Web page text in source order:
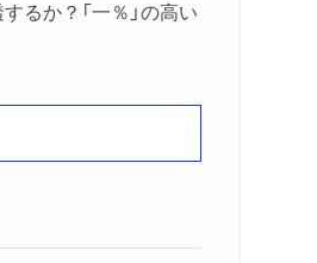
るか？「一％」の高い